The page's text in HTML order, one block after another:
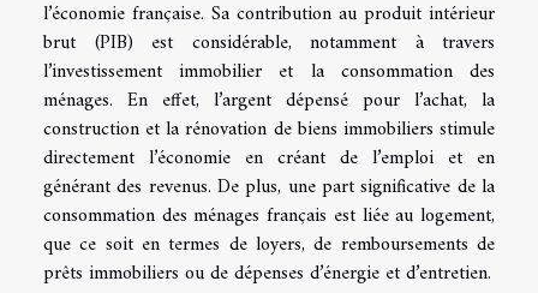
l’économie française. Sa contribution au produit intérieur
brut (PIB) est considérable, notamment à travers
l’investissement immobilier et la consommation des
ménages. En effet, l’argent dépensé pour l’achat, la
construction et la rénovation de biens immobiliers stimule
directement l’économie en créant de l’emploi et en
générant des revenus. De plus, une part significative de la
consommation des ménages français est liée au logement,
que ce soit en termes de loyers, de remboursements de
prêts immobiliers ou de dépenses d’énergie et d’entretien.